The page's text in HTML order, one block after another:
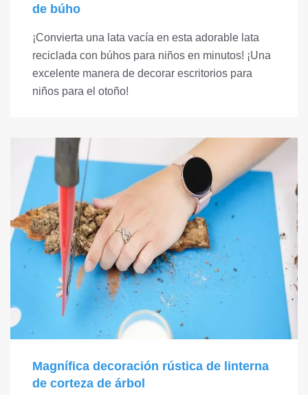
de búho
¡Convierta una lata vacía en esta adorable lata
reciclada con búhos para niños en minutos! ¡Una
excelente manera de decorar escritorios para
niños para el otoño!
Magnífica decoración rústica de linterna
de corteza de árbol